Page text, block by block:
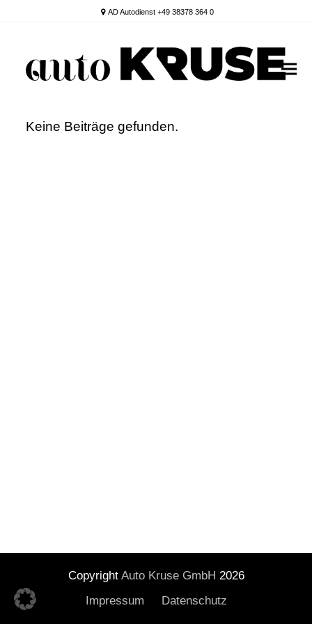
AD Autodienst +49 38378 364 0
Keine Beiträge gefunden.
Copyright Auto Kruse GmbH 2026
Impressum
Datenschutz